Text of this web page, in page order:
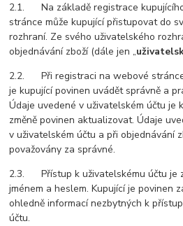
2.1. Na základě registrace
stránce může kupující přistupovat do
rozhraní. Ze svého uživatelského
objednávání zboží (dále jen „
2.2. Při registraci na webové
je kupující povinen uvádět správně a
Údaje uvedené v uživatelském účtu je
změně povinen aktualizovat. Údaje
v uživatelském účtu a při objednávání
považovány za správné.
2.3. Přístup k uživatelskému účtu je
jménem a heslem. Kupující je povinen
ohledně informací nezbytných k
účtu.